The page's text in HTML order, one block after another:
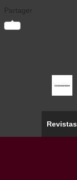
Revistas
WhatsApp
Partager